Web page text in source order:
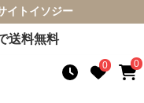
イト イソジー
送料無料
0 0